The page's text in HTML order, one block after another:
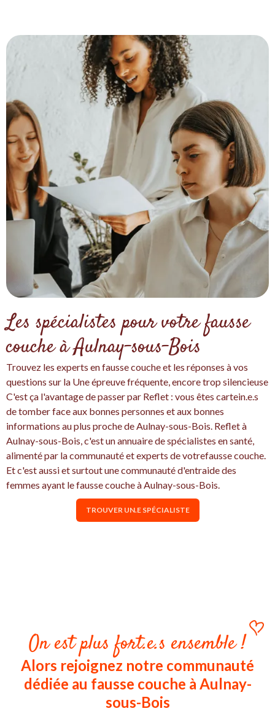
Les spécialistes pour votre fausse
couche à Aulnay-sous-Bois
Trouvez les experts en fausse couche et les réponses à vos
questions sur la Une épreuve fréquente, encore trop silencieuse
C'est ça l'avantage de passer par Reflet : vous êtes cartein.e.s
de tomber face aux bonnes personnes et aux bonnes
informations au plus proche de Aulnay-sous-Bois. Reflet à
Aulnay-sous-Bois, c'est un annuaire de spécialistes en santé,
alimenté par la communauté et experts de votrefausse couche.
Et c'est aussi et surtout une communauté d'entraide des
femmes ayant le fausse couche à Aulnay-sous-Bois.
TROUVER UN.E SPÉCIALISTE
On est plus fort.e.s ensemble !
Alors rejoignez notre communauté
dédiée au fausse couche à Aulnay-
sous-Bois